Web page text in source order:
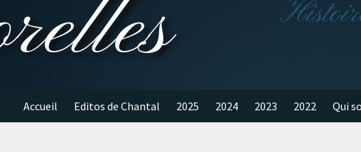
Accueil Editos de Chantal 2025 2024 2023 2022 Qui